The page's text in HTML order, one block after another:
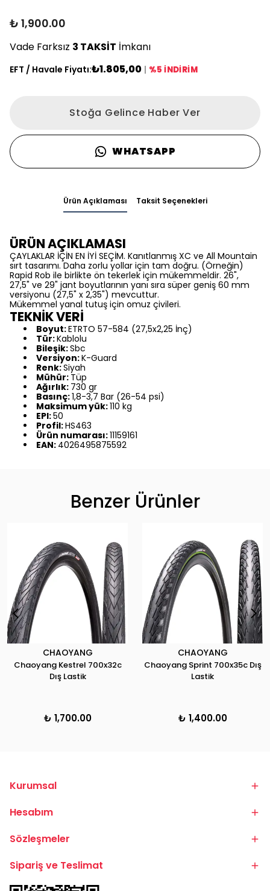
₺ 1,900.00
Vade Farksız 3 TAKSİT İmkanı
EFT / Havale Fiyatı:₺1.805,00 | %5 İNDİRİM
Stoğa Gelince Haber Ver
WHATSAPP
Ürün Açıklaması Taksit Seçenekleri
ÜRÜN AÇIKLAMASI
ÇAYLAKLAR İÇİN EN İYİ SEÇİM. Kanıtlanmış XC ve All Mountain
sırt tasarımı. Daha zorlu yollar için tam doğru. (Örneğin)
Rapid Rob ile birlikte ön tekerlek için mükemmeldir. 26",
27,5" ve 29" jant boyutlarının yanı sıra süper geniş 60 mm
versiyonu (27,5" x 2,35") mevcuttur.
Mükemmel yanal tutuş için omuz çivileri.
TEKNİK VERİ
Boyut:ETRTO 57-584 (27,5x2,25 İnç)
Tür:Kablolu
Bileşik:Sbc
Versiyon:K-Guard
Renk:Siyah
Mühür: Tüp
Ağırlık: 730 gr
Basınç:1,8-3,7 Bar (26-54 psi)
Maksimum yük:110 kg
EPI:50
Profil:HS463
Ürün numarası:11159161
EAN: 4026495875592
Benzer Ürünler
CHAOYANG
Chaoyang Kestrel 700x32c
Dış Lastik
₺ 1,700.00
CHAOYANG
Chaoyang Sprint 700x35c Dış
Lastik
₺ 1,400.00
Kurumsal
Hesabım
Sözleşmeler
Sipariş ve Teslimat